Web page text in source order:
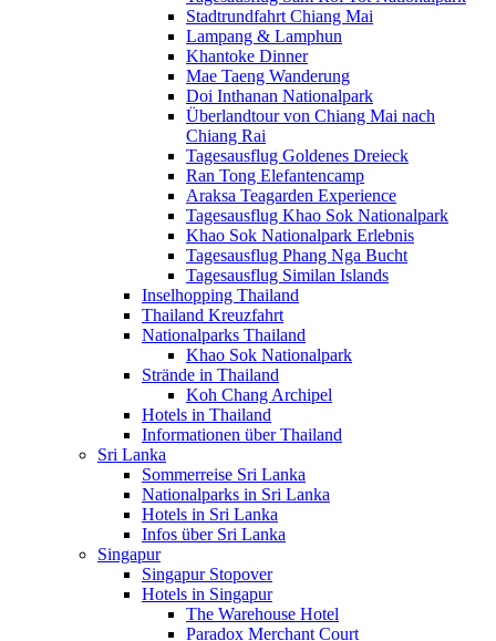
Stadtrundfahrt Chiang Mai
Lampang & Lamphun
Khantoke Dinner
Mae Taeng Wanderung
Doi Inthanan Nationalpark
Überlandtour von Chiang Mai nach
Chiang Rai
Tagesausflug Goldenes Dreieck
Ran Tong Elefantencamp
Araksa Teagarden Experience
Tagesausflug Khao Sok Nationalpark
Khao Sok Nationalpark Erlebnis
Tagesausflug Phang Nga Bucht
Tagesausflug Similan Islands
Inselhopping Thailand
Thailand Kreuzfahrt
Nationalparks Thailand
Khao Sok Nationalpark
Strände in Thailand
Koh Chang Archipel
Hotels in Thailand
Informationen über Thailand
Sri Lanka
Sommerreise Sri Lanka
Nationalparks in Sri Lanka
Hotels in Sri Lanka
Infos über Sri Lanka
Singapur
Singapur Stopover
Hotels in Singapur
The Warehouse Hotel
Paradox Merchant Court